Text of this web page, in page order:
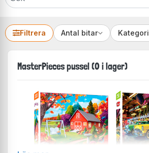
Filtrera Antal bitar Kategori
MasterPieces pussel (0 i lager)